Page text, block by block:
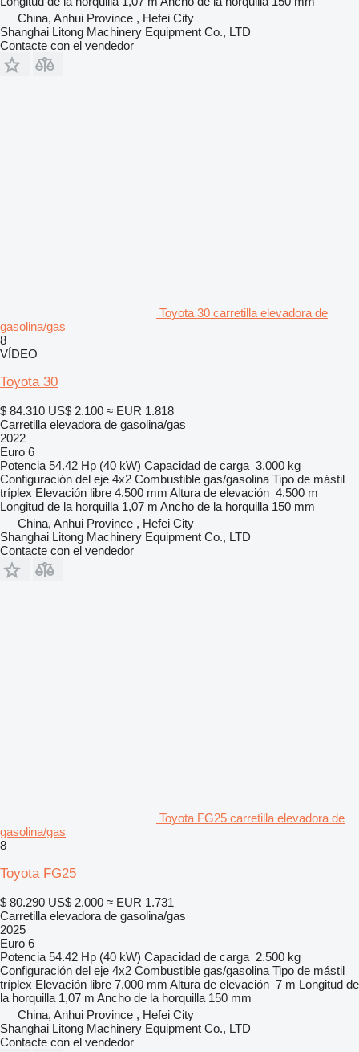
China, Anhui Province , Hefei City
Shanghai Litong Machinery Equipment Co., LTD
Contacte con el vendedor
Toyota 30 carretilla elevadora de
gasolina/gas
8
VÍDEO
Toyota 30
$ 84.310 US$ 2.100 ≈ EUR 1.818
Carretilla elevadora de gasolina/gas
2022
Euro 6
Potencia 54.42 Hp (40 kW) Capacidad de carga 3.000 kg
Configuración del eje 4x2 Combustible gas/gasolina Tipo de mástil
tríplex Elevación libre 4.500 mm Altura de elevación 4.500 m
Longitud de la horquilla 1,07 m Ancho de la horquilla 150 mm
China, Anhui Province , Hefei City
Shanghai Litong Machinery Equipment Co., LTD
Contacte con el vendedor
Toyota FG25 carretilla elevadora de
gasolina/gas
8
Toyota FG25
$ 80.290 US$ 2.000 ≈ EUR 1.731
Carretilla elevadora de gasolina/gas
2025
Euro 6
Potencia 54.42 Hp (40 kW) Capacidad de carga 2.500 kg
Configuración del eje 4x2 Combustible gas/gasolina Tipo de mástil
tríplex Elevación libre 7.000 mm Altura de elevación 7 m Longitud de
la horquilla 1,07 m Ancho de la horquilla 150 mm
China, Anhui Province , Hefei City
Shanghai Litong Machinery Equipment Co., LTD
Contacte con el vendedor